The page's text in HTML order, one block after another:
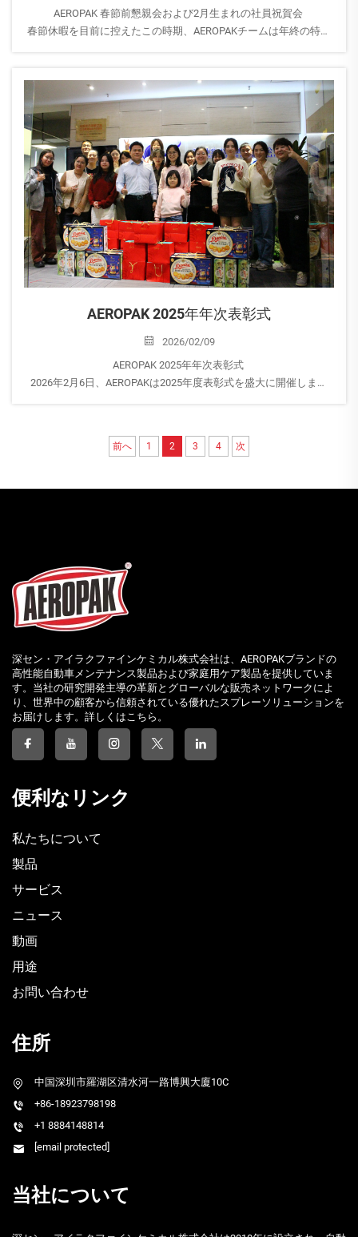
AEROPAK 春節前懇親会および2月生まれの社員祝賀会
春節休暇を目前に控えたこの時期、AEROPAKチームは年終の特別
また、当社では...
AEROPAK 2025年年次表彰式
2026/02/09
AEROPAK 2025年年次表彰式
2026年2月6日、AEROPAKは2025年度表彰式を盛大に開催しまし
ます。継続的な改善を促すため、私たちは...
前へ 1 2 3 4 次
深セン・アイラクファインケミカル株式会社は、AEROPAKブランドの
高性能自動車メンテナンス製品および家庭用ケア製品を提供していま
す。当社の研究開発主導の革新とグローバルな販売ネットワークによ
り、世界中の顧客から信頼されている優れたスプレーソリューションを
お届けします。詳しくはこちら。
便利なリンク
私たちについて
製品
サービス
ニュース
動画
用途
お問い合わせ
住所
中国深圳市羅湖区清水河一路博興大廈10C
+86-18923798198
+1 8884148814
[email protected]
当社について